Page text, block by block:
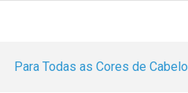
Para Todas as Cores de Cabelo